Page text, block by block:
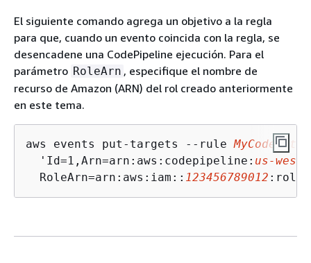
El siguiente comando agrega un objetivo a la regla
para que, cuando un evento coincida con la regla, se
desencadene una CodePipeline ejecución. Para el
parámetro RoleArn , especifique el nombre de
recurso de Amazon (ARN) del rol creado anteriormente
en este tema.
aws events put-targets --rule
  'Id=1,Arn=arn:aws:codepipeline:
us-
  RoleArn=arn:aws:iam::
123456789012 :role/